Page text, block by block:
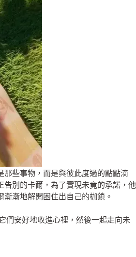
那些事物，而是與彼此度過的點點滴
別的卡爾，為了實現未竟的承諾，他
漸地解開困住出自己的枷鎖。
們安好地收進心裡，然後一起走向未